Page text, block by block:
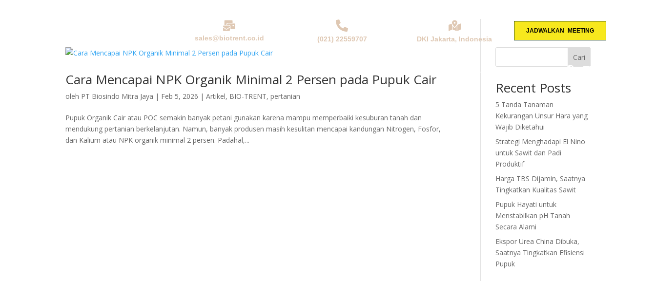
sales@biotrent.co.id (021) 22559707 DKI Jakarta, Indonesia
JADWALKAN MEETING
Cara Mencapai NPK Organik Minimal 2 Persen pada Pupuk Cair
oleh PT Biosindo Mitra Jaya | Feb 5, 2026 |Artikel, BIO-TRENT,pertanian
Pupuk Organik Cair atau POC semakin banyak petani gunakan karena mampu memperbaiki kesuburan tanah dan
mendukung pertanian berkelanjutan. Namun, banyak produsen masih kesulitan mencapai kandungan Nitrogen, Fosfor,
dan Kalium atau NPK organik minimal 2 persen. Padahal,...
Cari
Recent Posts
5 Tanda Tanaman
Kekurangan Unsur Hara yang
Wajib Diketahui
Strategi Menghadapi El Nino
untuk Sawit dan Padi
Produktif
Harga TBS Dijamin, Saatnya
Tingkatkan Kualitas Sawit
Pupuk Hayati untuk
Menstabilkan pH Tanah
Secara Alami
Ekspor Urea China Dibuka,
Saatnya Tingkatkan Efisiensi
Pupuk